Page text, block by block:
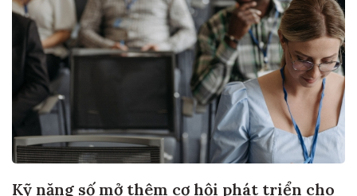
Kỹ năng số mở thêm cơ hội phát triển cho